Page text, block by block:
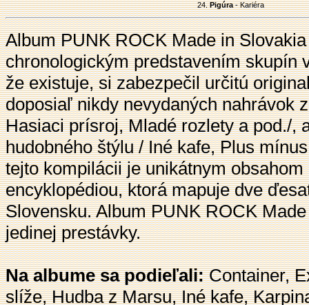
24.Pigúra- Kariéra
Album PUNK ROCK Made in
chronologickým predstavením skupín
že existuje, si zabezpečil určitú
doposiaľ nikdy nevydaných nahrávok
Hasiaci prísroj, Mladé rozlety a pod./,
hudobného štýlu / Iné kafe, Plus
tejto kompilácii je unikátnym
encyklopédiou, ktorá mapuje dve
Slovensku. Album PUNK ROCK
jedinej prestávky.
Na albume sa podieľali:Container,
slíže, Hudba z Marsu, Iné kafe,